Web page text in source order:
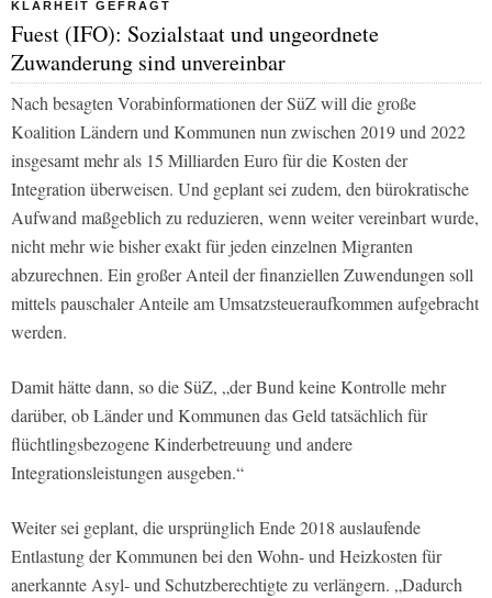
KLARHEIT GEFRAGT
Fuest (IFO): Sozialstaat und ungeordnete
Zuwanderung sind unvereinbar
Nach besagten Vorabinformationen der SüZ will die große
Koalition Ländern und Kommunen nun zwischen 2019 und 2022
insgesamt mehr als 15 Milliarden Euro für die Kosten der
Integration überweisen. Und geplant sei zudem, den bürokratische
Aufwand maßgeblich zu reduzieren, wenn weiter vereinbart wurde,
nicht mehr wie bisher exakt für jeden einzelnen Migranten
abzurechnen. Ein großer Anteil der finanziellen Zuwendungen soll
mittels pauschaler Anteile am Umsatzsteueraufkommen aufgebracht
werden.
Damit hätte dann, so die SüZ, „der Bund keine Kontrolle mehr
darüber, ob Länder und Kommunen das Geld tatsächlich für
flüchtlingsbezogene Kinderbetreuung und andere
Integrationsleistungen ausgeben.“
Weiter sei geplant, die ursprünglich Ende 2018 auslaufende
Entlastung der Kommunen bei den Wohn- und Heizkosten für
anerkannte Asyl- und Schutzberechtigte zu verlängern. „Dadurch